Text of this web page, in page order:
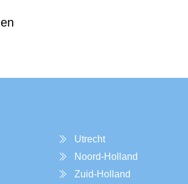
Utrecht
Noord-Holland
Zuid-Holland